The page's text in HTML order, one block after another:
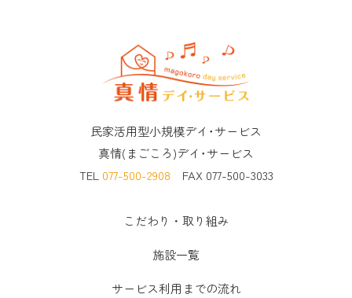
民家活用型小規模デイ･サービス
真情(まごころ)デイ･サービス
TEL 077-500-2908 FAX 077-500-3033
こだわり・取り組み
施設一覧
サービス利用までの流れ